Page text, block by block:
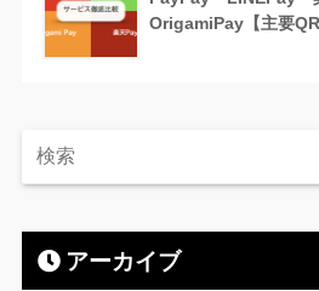
OrigamiPay【主要
アーカイブ